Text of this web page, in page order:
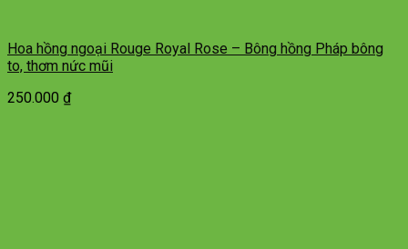
Hoa hồng ngoại Rouge Royal Rose – Bông hồng Pháp bông
to, thơm nức mũi
250.000 ₫